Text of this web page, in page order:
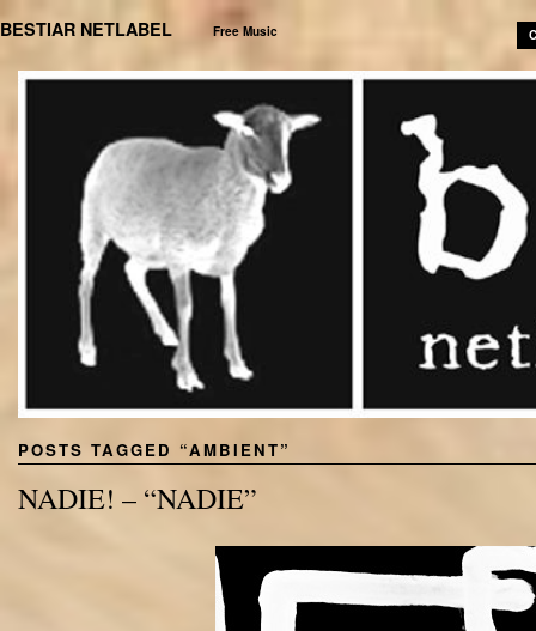
BESTIAR NETLABEL Free Music
POSTS TAGGED “AMBIENT”
NADIE! – “NADIE”